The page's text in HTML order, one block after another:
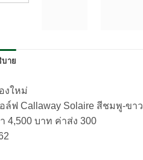
บาย
งใหม่
ล์ฟ Callaway Solaire สีชมพู-ขาว
4,500 บาท ค่าส่ง 300